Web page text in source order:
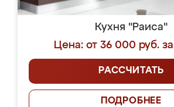
Кухня "Раиса"
Цена: от 36 000 руб.
РАССЧИТАТЬ
ПОДРОБНЕЕ